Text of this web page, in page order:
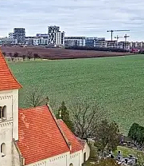
2026
v jihozápadním
z pozice ÚMČ Praha
např. v lokalitě
nově schválený